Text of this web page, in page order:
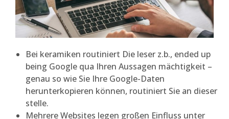
Bei keramiken routiniert Die leser z.b., ended up
being Google qua Ihren Aussagen mächtigkeit –
genau so wie Sie Ihre Google-Daten
herunterkopieren können, routiniert Sie an dieser
stelle.
Mehrere Websites legen großen Einfluss unter